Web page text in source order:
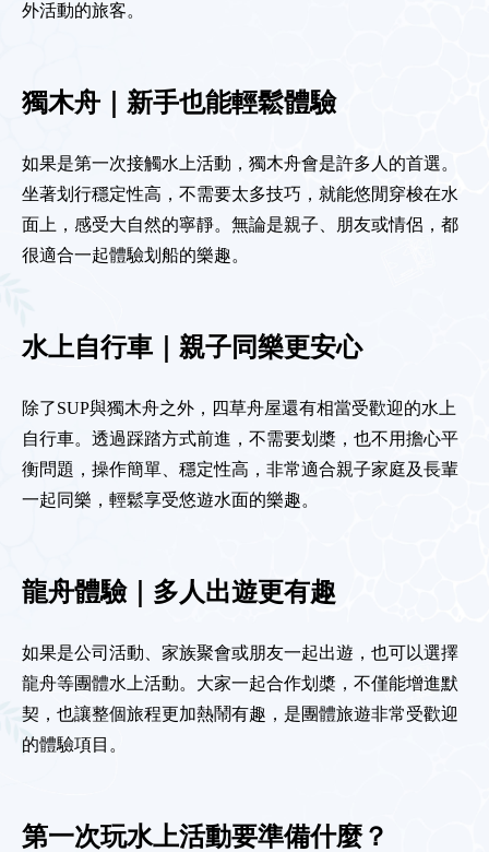
外活動的旅客。
獨木舟｜新手也能輕鬆體驗
如果是第一次接觸水上活動，獨木舟會是許多人的首選。
坐著划行穩定性高，不需要太多技巧，就能悠閒穿梭在水
面上，感受大自然的寧靜。無論是親子、朋友或情侶，都
很適合一起體驗划船的樂趣。
水上自行車｜親子同樂更安心
除了SUP與獨木舟之外，四草舟屋還有相當受歡迎的水上
自行車。透過踩踏方式前進，不需要划槳，也不用擔心平
衡問題，操作簡單、穩定性高，非常適合親子家庭及長輩
一起同樂，輕鬆享受悠遊水面的樂趣。
龍舟體驗｜多人出遊更有趣
如果是公司活動、家族聚會或朋友一起出遊，也可以選擇
龍舟等團體水上活動。大家一起合作划槳，不僅能增進默
契，也讓整個旅程更加熱鬧有趣，是團體旅遊非常受歡迎
的體驗項目。
第一次玩水上活動要準備什麼？